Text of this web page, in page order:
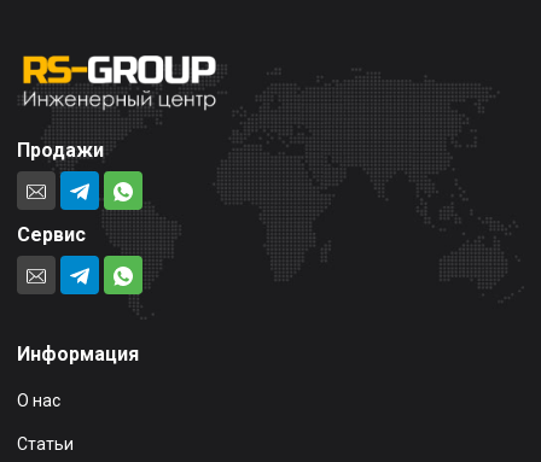
Продажи
Сервис
Информация
О нас
Статьи